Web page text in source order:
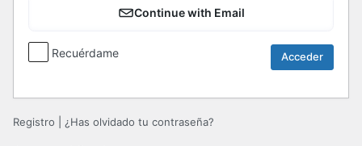
Continue with Email
Recuérdame
Registro ¿Has olvidado tu contraseña?